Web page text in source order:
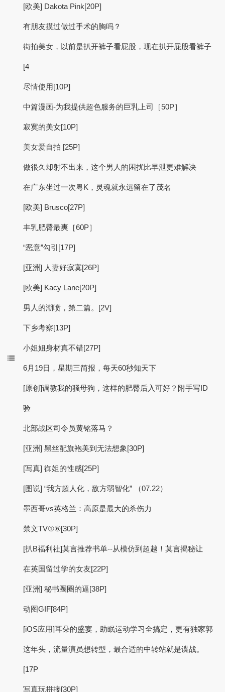
[欧美] Dakota Pink[20P]
有朋友摸过做过手术的胸吗？
街拍美女，以前是扒开裤子看屁股，现在扒开屁股看裤子
[4
尽情使用[10P]
中篇漫画-为我提供超色服务的巨乳上司［50P］
寂寞的美女[10P]
美女爱自拍 [25P]
做很久却射不出来，这个男人的困扰比早泄更难解决
在广东坐过一次粤K，灵魂就永远留在了茂名
[欧美] Brusco[27P]
丰乳肥臀最爽［60P］
“恶意”勾引[17P]
[亚洲] 人妻好寂寞[26P]
[欧美] Kacy Lane[20P]
男人的潮喷，第二篇。[2V]
下乡考察[13P]
小姐姐身材真不错[27P]
6月19日，星期三简报，每天60秒知天下
[原创]调教我的骚母狗，这样的肥臀后入可好？附手写ID
验
北部战区司令员黄铭落马？
[亚洲] 黑丝配旗袍美到无法想象[30P]
[写真] 御姐的性感[25P]
[图说] “我方超人化，敌方弱智化” （07.22）
墨西哥vs英格兰：高原是最大的杀伤力
禁文TV①⑥[30P]
[扒B福利社]莫言推荐书单--从模仿到超越！莫言揭秘让
在英国留过学的女友[22P]
[亚洲] 秘书圈圈的逼[38P]
动图GIF[84P]
[iOS应用]耳朵的盛宴，助眠运动学习全搞定，更有独家郭
这年头，流量演员想转型，最合适的中转站就是谍战。
[17P
写真玩拼接[30P]